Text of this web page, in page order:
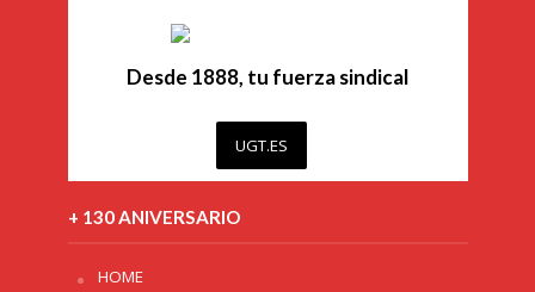
Desde 1888, tu fuerza sindical
UGT.ES
+ 130 ANIVERSARIO
HOME